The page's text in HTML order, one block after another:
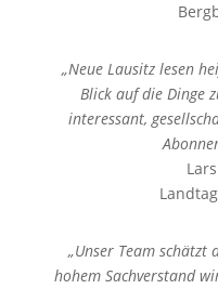
„Neue Lausitz lesen
Blick auf die Dinge
interessant,
„Unser Team schätzt
hohem Sachverstand